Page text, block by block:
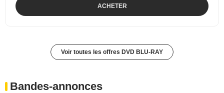
ACHETER
Voir toutes les offres DVD BLU-RAY
Bandes-annonces